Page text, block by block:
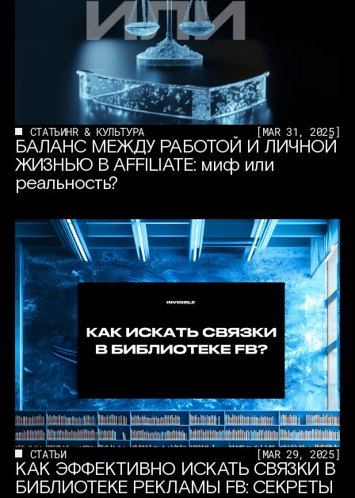
СТАТЬИHR & КУЛЬТУРА [MAR 31, 2025]
БАЛАНС МЕЖДУ РАБОТОЙ И ЛИЧНОЙ
ЖИЗНЬЮ В AFFILIATE: миф или
реальность?
СТАТЬИ [MAR 29, 2025]
КАК ЭФФЕКТИВНО ИСКАТЬ СВЯЗКИ В
БИБЛИОТЕКЕ РЕКЛАМЫ FB: СЕКРЕТЫ